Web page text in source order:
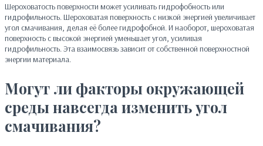
Шероховатость поверхности может усиливать гидрофобность или
гидрофильность. Шероховатая поверхность с низкой энергией увеличивает
угол смачивания, делая её более гидрофобной. И наоборот, шероховатая
поверхность с высокой энергией уменьшает угол, усиливая
гидрофильность. Эта взаимосвязь зависит от собственной поверхностной
энергии материала.
Могут ли факторы окружающей
среды навсегда изменить угол
смачивания?